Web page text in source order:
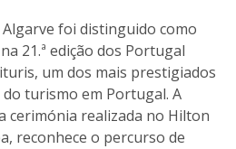
foi distinguido como
21.ª edição dos Portugal
um dos mais prestigiados
turismo em Portugal. A
cerimónia realizada no Hilton
reconhece o percurso de